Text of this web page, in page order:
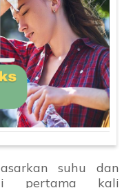
suhu dan
pertama kali